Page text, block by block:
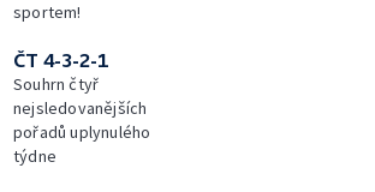
sportem!
ČT 4-3-2-1
Souhrn čtyř
nejsledovanějších
pořadů uplynulého
týdne